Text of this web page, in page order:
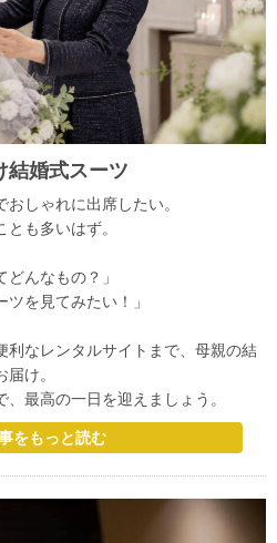
結婚式スーツ
しゃれに出席したい。
も多いはず。
どんなもの？」
ツを見てみたい！」
利なレンタルサイトまで、母親の結
け。
最高の一日を迎えましょう。
をもっと読む